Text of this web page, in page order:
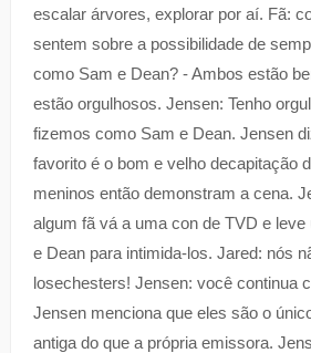
escalar árvores, explorar por aí. Fã:
sentem sobre a possibilidade de
como Sam e Dean? - Ambos estão
estão orgulhosos. Jensen: Tenho
fizemos como Sam e Dean. Jensen
favorito é o bom e velho decapitação
meninos então demonstram a cena.
algum fã vá a uma con de TVD e leve
e Dean para intimida-los. Jared: nós
losechesters! Jensen: você continua
Jensen menciona que eles são o
antiga do que a própria emissora.